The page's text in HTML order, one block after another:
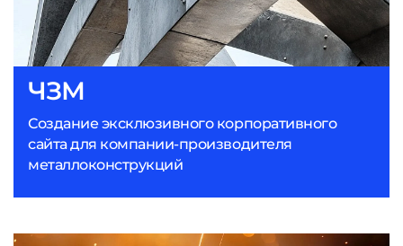
ЧЗМ
Создание эксклюзивного корпоративного
сайта для компании-производителя
металлоконструкций